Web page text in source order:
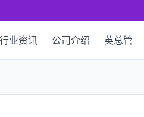
行业资讯 公司介绍 英总管